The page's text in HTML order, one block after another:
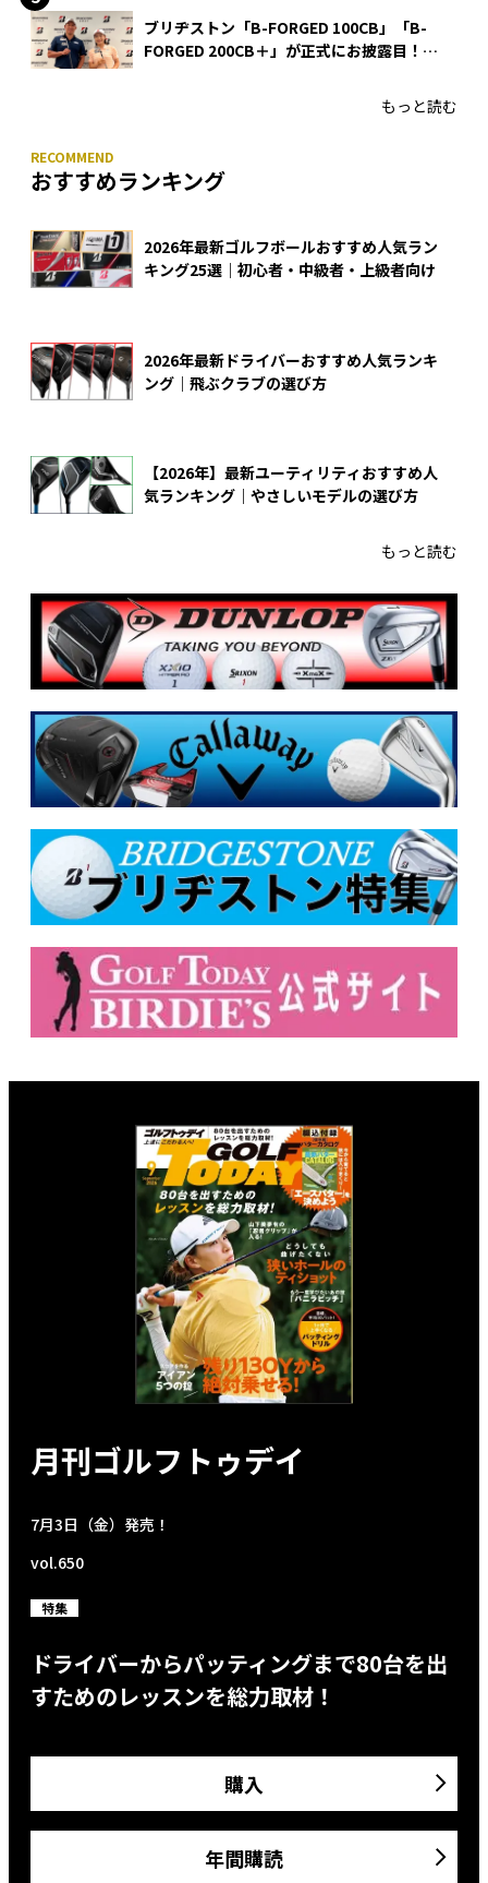
ブリヂストン「B-FORGED 100CB」「B-
FORGED 200CB＋」が正式にお披露目！
もっと読む
おすすめランキング
2026年最新ゴルフボールおすすめ人気ラン
キング25選｜初心者・中級者・上級者向け
2026年最新ドライバーおすすめ人気ランキ
ング｜飛ぶクラブの選び方
【2026年】最新ユーティリティおすすめ人
気ランキング｜やさしいモデルの選び方
もっと読む
月刊ゴルフトゥデイ
7月3日（金）発売！
vol.650
特集
ドライバーからパッティングまで80台を出
すためのレッスンを総力取材！
購入
年間購読